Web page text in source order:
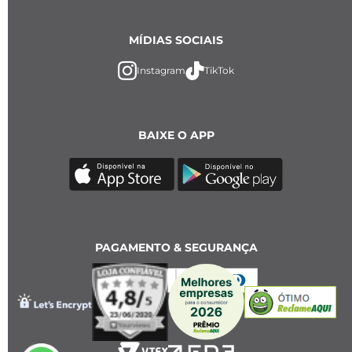
BAIXE O APP
MÍDIAS SOCIAIS
Instagram TikTok
PAGAMENTO & SEGURANÇA